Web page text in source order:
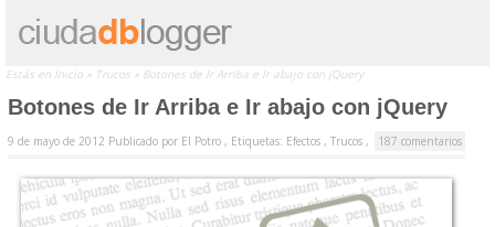
Estás en Inicio » Trucos » Botones de Ir Arriba e Ir abajo con jQuery
Botones de Ir Arriba e Ir abajo con jQuery
9 de mayo de 2012 Publicado por El Potro , Etiquetas: Efectos , Trucos 187 comentarios
,